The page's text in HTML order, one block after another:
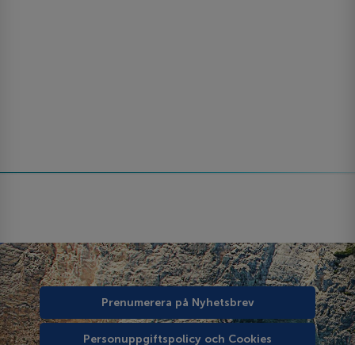
Prenumerera på Nyhetsbrev
Personuppgiftspolicy och Cookies